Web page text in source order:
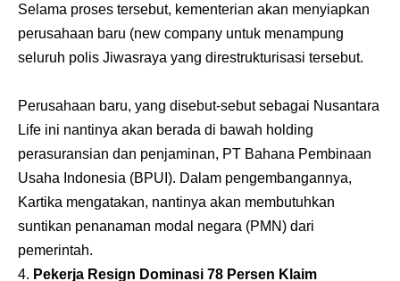
Selama proses tersebut, kementerian akan menyiapkan
perusahaan baru (new company untuk menampung
seluruh polis Jiwasraya yang direstrukturisasi tersebut.
Perusahaan baru, yang disebut-sebut sebagai Nusantara
Life ini nantinya akan berada di bawah holding
perasuransian dan penjaminan, PT Bahana Pembinaan
Usaha Indonesia (BPUI). Dalam pengembangannya,
Kartika mengatakan, nantinya akan membutuhkan
suntikan penanaman modal negara (PMN) dari
pemerintah.
Pekerja Resign Dominasi 78 Persen Klaim